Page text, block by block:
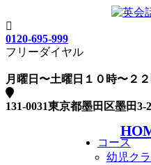
0120-695-999
フリーダイヤル
月曜日〜土曜日１０時〜２
131-0031東京都墨田区墨田3-
コース
幼児ク